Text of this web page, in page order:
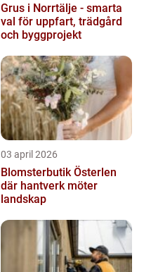
Grus i Norrtälje - smarta
val för uppfart, trädgård
och byggprojekt
03 april 2026
Blomsterbutik Österlen
där hantverk möter
landskap